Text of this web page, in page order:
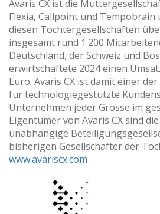
Avaris CX ist die
Flexia, Callpoint und
diesen Tochtergesellschaften
insgesamt rund 1.200
Deutschland, der Schweiz und
erwirtschaftete 2024 einen
Euro. Avaris CX ist damit einer
für technologiegestützte
Unternehmen jeder Grösse im
Eigentümer von Avaris CX sind
unabhängige
bisherigen Gesellschafter der
www.avariscx.com